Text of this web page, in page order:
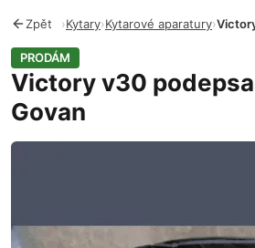
Zpět ›Kytary›Kytarové aparatury›
PRODÁM
Victory v30
Govan
Fotografie